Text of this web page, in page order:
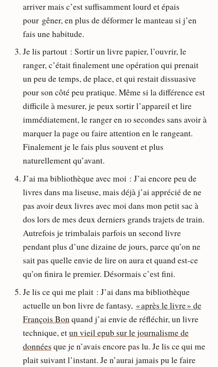
arriver mais c’est suffisamment lourd et épais
pour gêner, en plus de déformer le manteau si j’en
fais une habitude.
Je lis partout : Sortir un livre papier, l’ouvrir, le
ranger, c’était finalement une opération qui prenait
un peu de temps, de place, et qui restait dissuasive
pour son côté peu pratique. Même si la différence est
difficile à mesurer, je peux sortir l’appareil et lire
immédiatement, le ranger en 10 secondes sans avoir à
marquer la page ou faire attention en le rangeant.
Finalement je le fais plus souvent et plus
naturellement qu’avant.
J’ai ma bibliothèque avec moi : J’ai encore peu de
livres dans ma liseuse, mais déjà j’ai apprécié de ne
pas avoir deux livres avec moi dans mon petit sac à
dos lors de mes deux derniers grands trajets de train.
Autrefois je trimbalais parfois un second livre
pendant plus d’une dizaine de jours, parce qu’on ne
sait pas quelle envie de lire on aura et quand est-ce
qu’on finira le premier. Désormais c’est fini.
Je lis ce qui me plait : J’ai dans ma bibliothèque
actuelle un bon livre de fantasy, « après le livre » de
François Bonquand j’ai envie de réfléchir, un livre
technique, etun vieil epub sur le journalisme de
données que je n’avais encore pas lu. Je lis ce qui me
plait suivant l’instant. Je n’aurai jamais pu le faire